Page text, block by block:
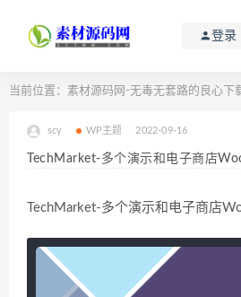
登录
当前位置： 素材源码网-无毒无套路的良心下
scy WP主题 2022-09-16
TechMarket-多个演示和电子商店
TechMarket-多个演示和电子商店